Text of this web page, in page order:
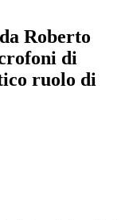
Roberto
di
ruolo di